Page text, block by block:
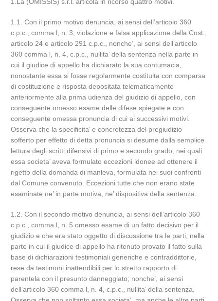
1.1. Con il primo motivo denuncia, ai sensi dell’articolo 360
c.p.c., comma l, n. 3, violazione e falsa applicazione della Cost.,
articolo 24 e articolo 291 c.p.c., nonche’, ai sensi dell’articolo
360 comma l, n. 4, c.p.c., nullita’ della sentenza nella parte in
cui il giudice di appello ha dichiarato la sua contumacia,
nonostante essa si fosse regolarmente costituita con comparsa
di costituzione e risposta depositata telematicamente
anteriormente alla prima udienza del giudizio di appello, con
conseguente omesso esame delle difese spiegate e con
conseguente omessa pronuncia di cui ai successivi motivi.
Osserva che la specificita’ e concretezza del pregiudizio
sofferto per effetto di detta pronuncia si desume dalla semplice
lettura degli scritti difensivi di primo e secondo grado, nei quali
essa societa’ aveva formulato eccezioni idonee ad ottenere il
rigetto della domanda di manleva, formulata nei suoi confronti
dal Comune convenuto. Eccezioni tutte che non erano state
esaminate ne’ in parte motiva, ne’ dispositiva della sentenza.
1.2. Con il secondo motivo denuncia, ai sensi dell’articolo 360
c.p.c., comma l, n. 5 omesso esame di un fatto decisivo per il
giudizio e che era stato oggetto di discussione tra le parti, nella
parte in cui il giudice di appello ha ritenuto provato il fatto sulla
base di dichiarazioni testimoniali generiche e contraddittorie,
rese da testimoni inattendibili per lo stretto rapporto di
parentela con il presunto danneggiato; nonche’, ai sensi
dell’articolo 360 comma l, n. 4, c.p.c., nullita’ della sentenza.